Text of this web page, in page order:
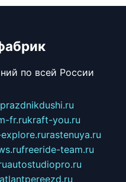
по всей России
prazdnikdushi.ru
fr.rukraft-you.ru
rastenuya.ru
freeride-team.ru
autostudiopro.ru
atlantpereezd.ru